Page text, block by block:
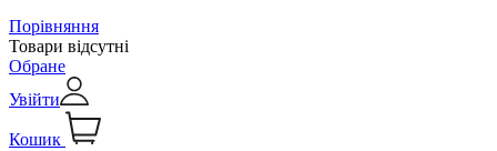
Порівняння
Товари відсутні
Обране
Увійти
Кошик